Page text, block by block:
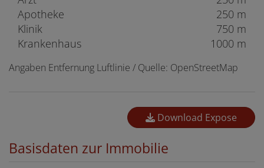
Apotheke
250 m
Klinik
750 m
Krankenhaus
1000 m
Angaben Entfernung Luftlinie / Quelle: OpenStreetMap
Download Expose
Basisdaten zur Immobilie